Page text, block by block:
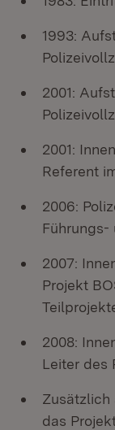
1993:
2001:
2001:
Referent
2006:
Führungs-
2007:
Projekt
2008:
Leiter des
Zusätzlich
das